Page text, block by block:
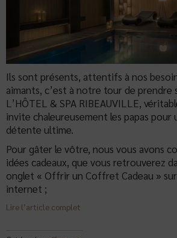
Ils sont présents, attentifs à nos
aimants, c’est à notre tour de prendre
L’HÔTEL & SPA RIBEAUVILLE,
invite chaleureusement les papas pour
détente ultime.
Pour gâter le vôtre, nous vous avons
idées cadeaux, que vous retrouverez
onglet « Offrir un Coffret Cadeau »
internet ;
Lire l’article complet